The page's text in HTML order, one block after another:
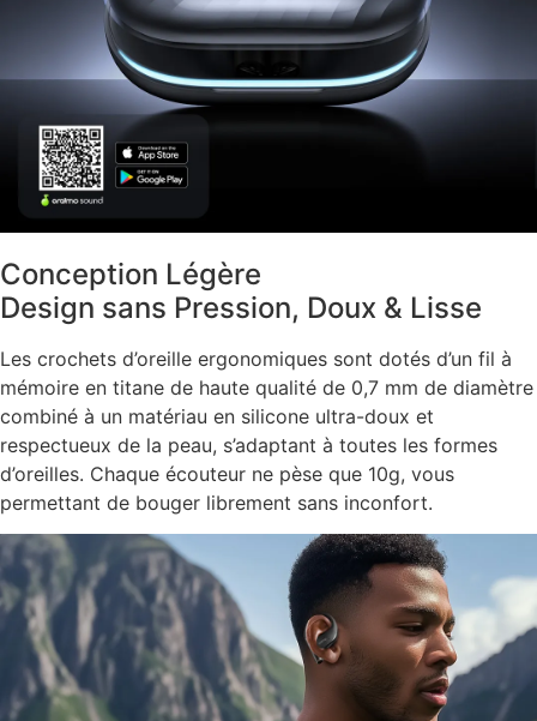
Conception Légère
Design sans Pression, Doux & Lisse
Les crochets d’oreille ergonomiques sont dotés d’un fil à
mémoire en titane de haute qualité de 0,7 mm de diamètre
combiné à un matériau en silicone ultra-doux et
respectueux de la peau, s’adaptant à toutes les formes
d’oreilles. Chaque écouteur ne pèse que 10g, vous
permettant de bouger librement sans inconfort.